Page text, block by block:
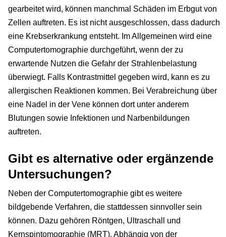
gearbeitet wird, können manchmal Schäden im Erbgut von
Zellen auftreten. Es ist nicht ausgeschlossen, dass dadurch
eine Krebserkrankung entsteht. Im Allgemeinen wird eine
Computertomographie durchgeführt, wenn der zu
erwartende Nutzen die Gefahr der Strahlenbelastung
überwiegt. Falls Kontrastmittel gegeben wird, kann es zu
allergischen Reaktionen kommen. Bei Verabreichung über
eine Nadel in der Vene können dort unter anderem
Blutungen sowie Infektionen und Narbenbildungen
auftreten.
Gibt es alternative oder ergänzende
Untersuchungen?
Neben der Computertomographie gibt es weitere
bildgebende Verfahren, die stattdessen sinnvoller sein
können. Dazu gehören Röntgen, Ultraschall und
Kernspintomographie (MRT). Abhängig von der